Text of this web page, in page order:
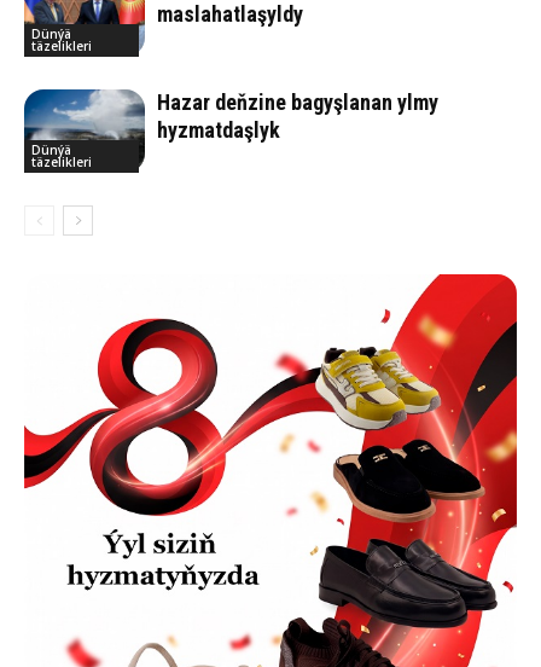
Dünýä
täzelikleri
maslahatlaşyldy
Dünýä
täzelikleri
Hazar deňzine bagyşlanan ylmy
hyzmatdaşlyk